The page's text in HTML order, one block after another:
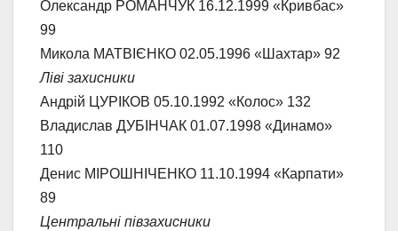
Олександр РОМАНЧУК 16.12.1999 «Кривбас»
99
Микола МАТВІЄНКО 02.05.1996 «Шахтар» 92
Ліві захисники
Андрій ЦУРІКОВ 05.10.1992 «Колос» 132
Владислав ДУБІНЧАК 01.07.1998 «Динамо»
110
Денис МІРОШНІЧЕНКО 11.10.1994 «Карпати»
89
Центральні півзахисники